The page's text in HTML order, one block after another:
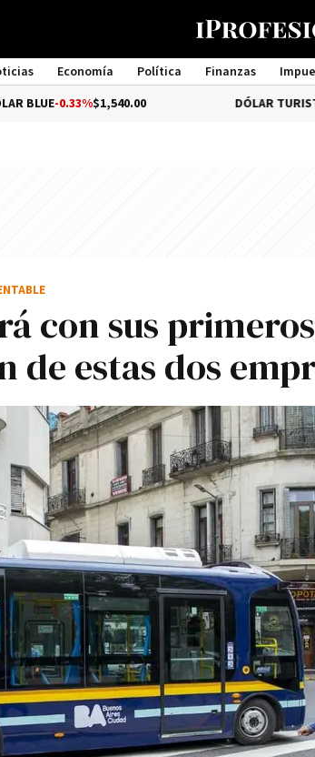
Economía Política Finanzas
$1,540.00 DÓLAR TURISTA0.34%
con sus
de estas dos